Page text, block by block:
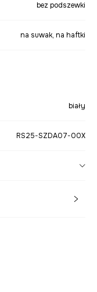
bez podszewki
na suwak, na haftki
biały
RS25-SZDA07-00X